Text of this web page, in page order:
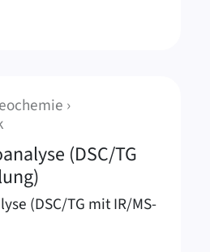
›
(DSC/TG
(DSC/TG mit IR/MS-